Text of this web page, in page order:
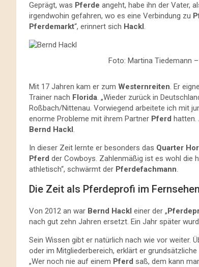
Geprägt, was Pferde angeht, habe ihn der Vater,
irgendwohin gefahren, wo es eine Verbindung zu
Pferdemarkt“, erinnert sich Hackl.
Foto: Martina Tiedemann
Mit 17 Jahren kam er zum Westernreiten. Er
Trainer nach Florida. „Wieder zurück in
Roßbach/Nittenau. Vorwiegend arbeitete ich mit
enorme Probleme mit ihrem Partner Pferd hatten.
Bernd Hackl.
In dieser Zeit lernte er besonders das Quarter
Pferd der Cowboys. Zahlenmäßig ist es wohl die
athletisch“, schwärmt der Pferdefachmann.
Die Zeit als Pferdeprofi im Fernsehen
Von 2012 an war Bernd Hackl einer der „
nach gut zehn Jahren ersetzt. Ein Jahr später
Sein Wissen gibt er natürlich nach wie vor weiter.
oder im Mitgliederbereich, erklärt er
„Wer noch nie auf einem Pferd saß, dem kann